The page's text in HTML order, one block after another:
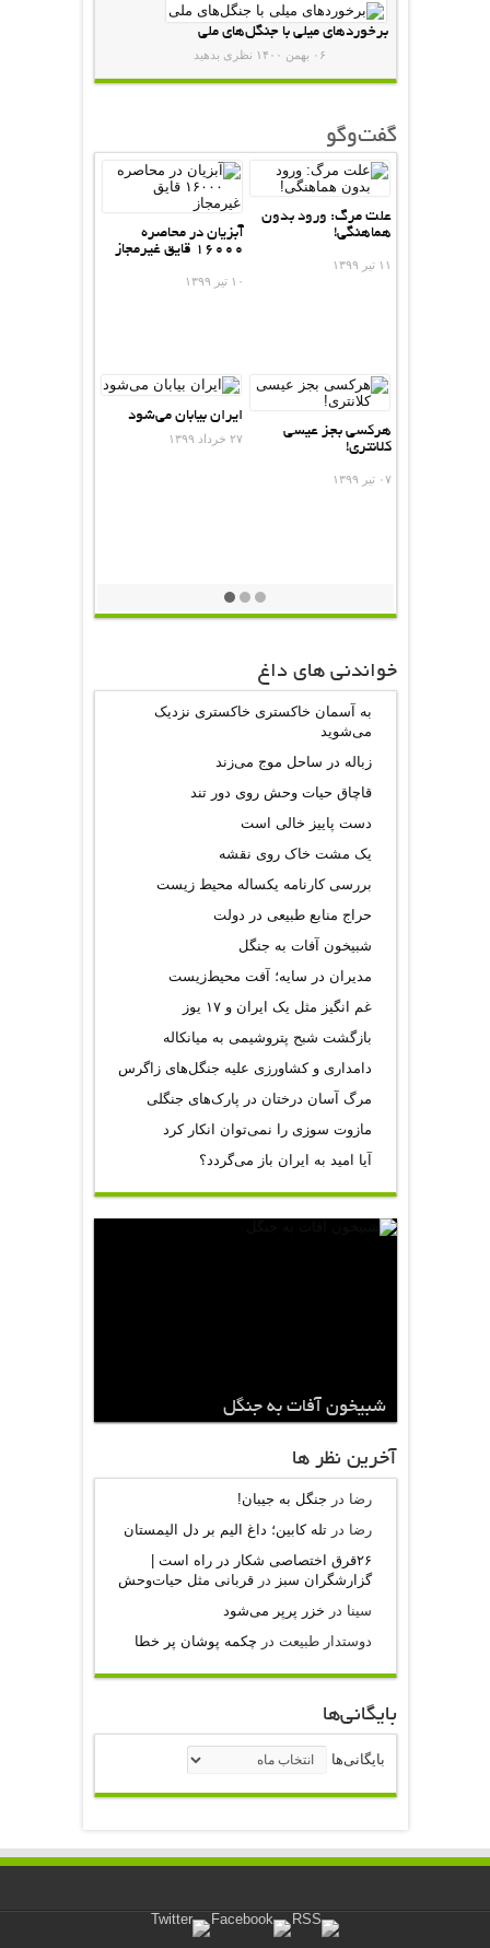
برخوردهای میلی با جنگل‌های ملی
۰۶ بهمن ۱۴۰۰ نظری بدهید
گفت‌وگو
علت مرگ: ورود بدون
هماهنگی!
۱۱ تیر ۱۳۹۹
آبزیان در محاصره
۱۶۰۰۰ قایق غیرمجاز
۱۰ تیر ۱۳۹۹
هرکسی بجز عیسی
کلانتری!
۰۷ تیر ۱۳۹۹
ایران بیابان می‌شود
۲۷ خرداد ۱۳۹۹
خواندنی های داغ
به آسمان خاکستری خاکستری نزدیک
می‌شوید
زباله در ساحل موج می‌زند
قاچاق حیات وحش روی دور تند
دست پاییز خالی است
یک مشت خاک روی نقشه
بررسی کارنامه یکساله محیط‌ زیست
حراج منابع طبیعی در دولت
شبیخون آفات به جنگل
مدیران در سایه؛ آفت محیط‌‌زیست
غم انگیز مثل یک ایران و ۱۷ یوز
بازگشت شبح پتروشیمی به میانکاله
دامداری و کشاورزی علیه جنگل‌های زاگرس
مرگ آسان درختان در پارک‌های جنگلی
مازوت سوزی را نمی‌توان انکار کرد
آیا امید به ایران باز می‌گردد؟
شبیخون آفات به جنگل
آخرين نظر ها
رضا در جنگل به جیبان!
رضا درتله کابین؛ داغ الیم بر دل الیمستان
۲۶قرق اختصاصی شکار‌ در راه است |
گزارشگران سبز درقربانی مثل حیات‌وحش
سینا در خزر پرپر می‌شود
دوستدار طبیعت در چکمه پوشان پر خطا
بایگانی‌ها
بایگانی‌ها